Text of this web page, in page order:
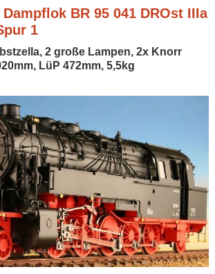
BR 95 041 DROst IIIa
1
2 große Lampen, 2x Knorr
LüP 472mm, 5,5kg